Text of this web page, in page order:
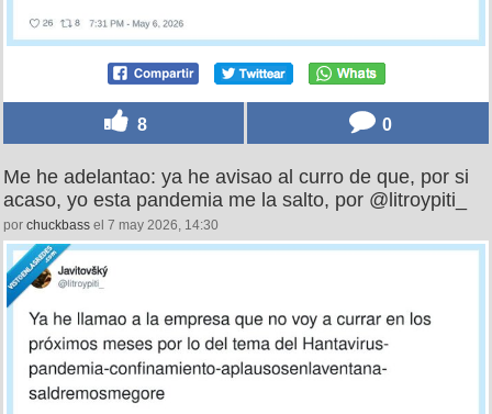
8 0
Me he adelantao: ya he avisao al curro de que, por si
acaso, yo esta pandemia me la salto, por @litroypiti_
por chuckbass el 7 may 2026, 14:30